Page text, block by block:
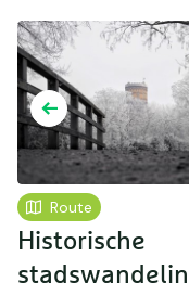
Route
Historische